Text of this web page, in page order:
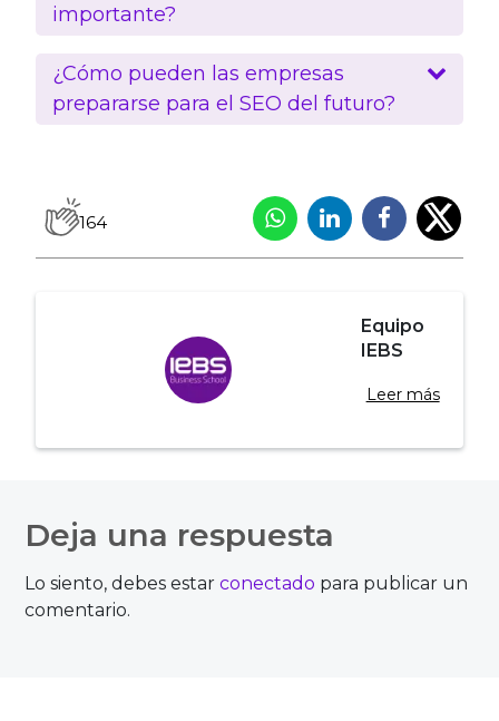
importante?
¿Cómo pueden las empresas
prepararse para el SEO del futuro?
164
Equipo
IEBS
Leer más
de
entradas
Deja una respuesta
Lo siento, debes estarconectado para publicar un
comentario.